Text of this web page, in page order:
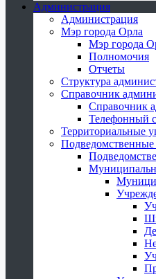
Администрация
Администрация
Мэр города Орла
Мэр города
Полномочия
Отчеты
Структура
Справочник
Справочник
Телефонный
Территориальные
Подведомственные